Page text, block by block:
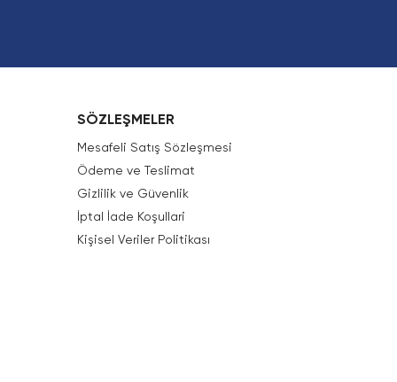
SÖZLEŞMELER
Mesafeli Satış Sözleşmesi
Ödeme ve Teslimat
Gizlilik ve Güvenlik
İptal İade Koşullari
Kişisel Veriler Politikası